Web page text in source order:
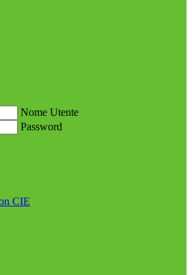
Nome Utente
Password
CIE